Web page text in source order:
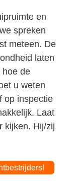
en
spreken
meteen. De
laten
hoe de
u weten
op inspectie
Laat
kijken. Hij/zij